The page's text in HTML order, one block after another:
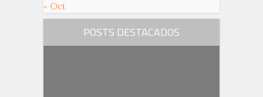
« Oct
POSTS DESTACADOS